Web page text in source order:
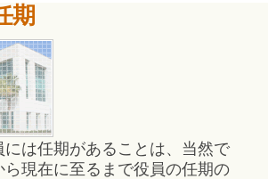
期
は任期があることは、当然で
現在に至るまで役員の任期の